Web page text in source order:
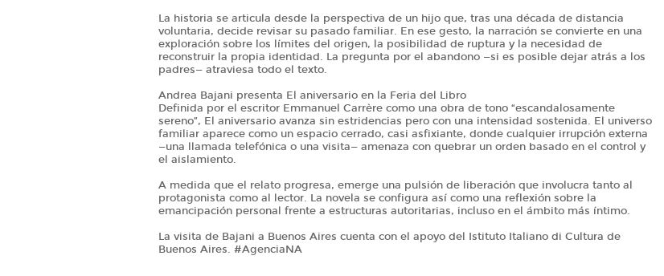
La historia se articula desde la perspectiva de un hijo que, tras una década de distancia
voluntaria, decide revisar su pasado familiar. En ese gesto, la narración se convierte en una
exploración sobre los límites del origen, la posibilidad de ruptura y la necesidad de
reconstruir la propia identidad. La pregunta por el abandono —si es posible dejar atrás a los
padres— atraviesa todo el texto.
Andrea Bajani presenta El aniversario en la Feria del Libro
Definida por el escritor Emmanuel Carrère como una obra de tono “escandalosamente
sereno”, El aniversario avanza sin estridencias pero con una intensidad sostenida. El universo
familiar aparece como un espacio cerrado, casi asfixiante, donde cualquier irrupción externa
—una llamada telefónica o una visita— amenaza con quebrar un orden basado en el control y
el aislamiento.
A medida que el relato progresa, emerge una pulsión de liberación que involucra tanto al
protagonista como al lector. La novela se configura así como una reflexión sobre la
emancipación personal frente a estructuras autoritarias, incluso en el ámbito más íntimo.
La visita de Bajani a Buenos Aires cuenta con el apoyo del Istituto Italiano di Cultura de
Buenos Aires. #AgenciaNA